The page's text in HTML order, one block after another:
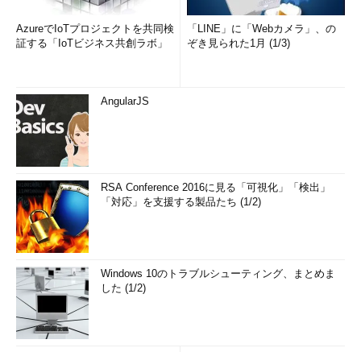
AzureでIoTプロジェクトを共同検
証する「IoTビジネス共創ラボ」
「LINE」に「Webカメラ」、の
ぞき見られた1月 (1/3)
AngularJS
RSA Conference 2016に見る「可視化」「検出」
「対応」を支援する製品たち (1/2)
Windows 10のトラブルシューティング、まとめま
した (1/2)